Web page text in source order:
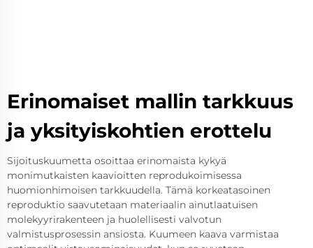
Erinomaiset mallin tarkkuus
ja yksityiskohtien erottelu
Sijoituskuumetta osoittaa erinomaista kykyä
monimutkaisten kaavioitten reprodukoimisessa
huomionhimoisen tarkkuudella. Tämä korkeatasoinen
reproduktio saavutetaan materiaalin ainutlaatuisen
molekyyrirakenteen ja huolellisesti valvotun
valmistusprosessin ansiosta. Kuumeen kaava varmistaa